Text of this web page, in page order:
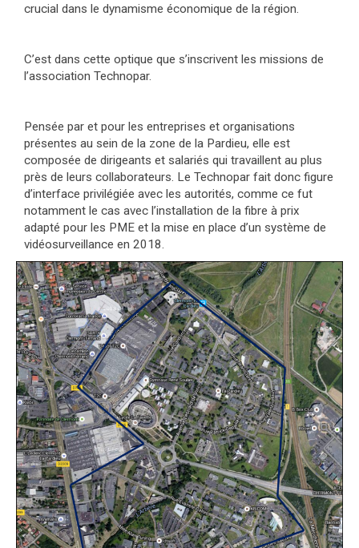
crucial dans le dynamisme économique de la région.
C’est dans cette optique que s’inscrivent les missions de
l’association Technopar.
Pensée par et pour les entreprises et organisations
présentes au sein de la zone de la Pardieu, elle est
composée de dirigeants et salariés qui travaillent au plus
près de leurs collaborateurs. Le Technopar fait donc figure
d’interface privilégiée avec les autorités, comme ce fut
notamment le cas avec l’installation de la fibre à prix
adapté pour les PME et la mise en place d’un système de
vidéosurveillance en 2018.